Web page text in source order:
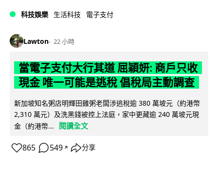
科技娛樂 生活科技 電子支付
Lawton 22 小時
當電子支付大行其道 屈穎妍: 商戶只收
現金 唯一可能是逃稅 倡稅局主動調查
新加坡知名粥店明輝田雞粥老闆涉逃稅逾 380 萬坡元（約港幣
2,310 萬元）及洗黑錢被控上法庭，家中更藏逾 240 萬坡元現
金（約港幣...
閱讀全文
865 549 ↗ 分享